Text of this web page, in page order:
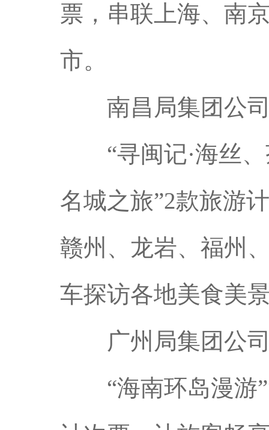
票，串联上海、南
市。
南昌局集团公
“寻闽记·海丝、
名城之旅”2款旅游
赣州、龙岩、福州
车探访各地美食美
广州局集团公
“海南环岛漫游”“